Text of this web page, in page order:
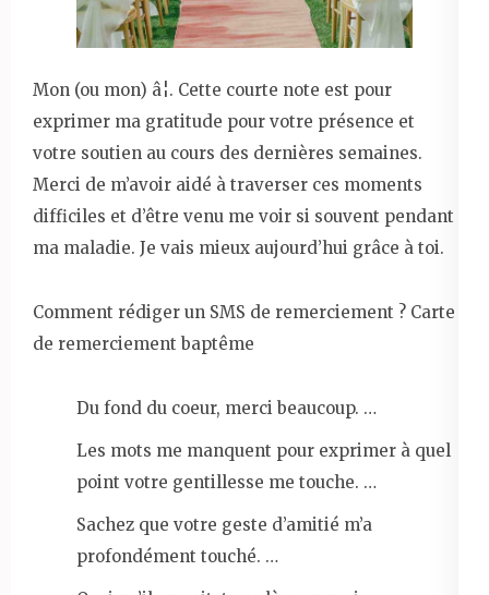
Mon (ou mon) â¦. Cette courte note est pour
exprimer ma gratitude pour votre présence et
votre soutien au cours des dernières semaines.
Merci de m’avoir aidé à traverser ces moments
difficiles et d’être venu me voir si souvent pendant
ma maladie. Je vais mieux aujourd’hui grâce à toi.
Comment rédiger un SMS de remerciement ? Carte
de remerciement baptême
Du fond du coeur, merci beaucoup. …
Les mots me manquent pour exprimer à quel
point votre gentillesse me touche. …
Sachez que votre geste d’amitié m’a
profondément touché. …